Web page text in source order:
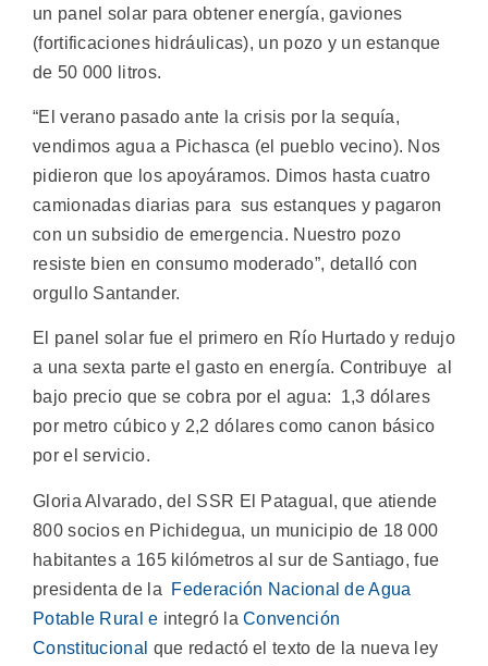
un panel solar para obtener energía, gaviones
(fortificaciones hidráulicas), un pozo y un estanque
de 50 000 litros.
“El verano pasado ante la crisis por la sequía,
vendimos agua a Pichasca (el pueblo vecino). Nos
pidieron que los apoyáramos. Dimos hasta cuatro
camionadas diarias para sus estanques y pagaron
con un subsidio de emergencia. Nuestro pozo
resiste bien en consumo moderado”, detalló con
orgullo Santander.
El panel solar fue el primero en Río Hurtado y redujo
a una sexta parte el gasto en energía. Contribuye al
bajo precio que se cobra por el agua: 1,3 dólares
por metro cúbico y 2,2 dólares como canon básico
por el servicio.
Gloria Alvarado, del SSR El Patagual, que atiende
800 socios en Pichidegua, un municipio de 18 000
habitantes a 165 kilómetros al sur de Santiago, fue
presidenta de la Federación Nacional de Agua
Potable Rural e integró laConvención
Constitucional que redactó el texto de la nueva ley